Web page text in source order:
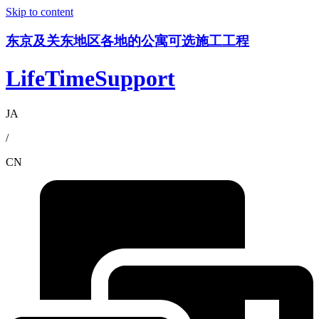
Skip to content
东京及关东地区各地的公寓可选施工工程
LifeTimeSupport
JA
/
CN